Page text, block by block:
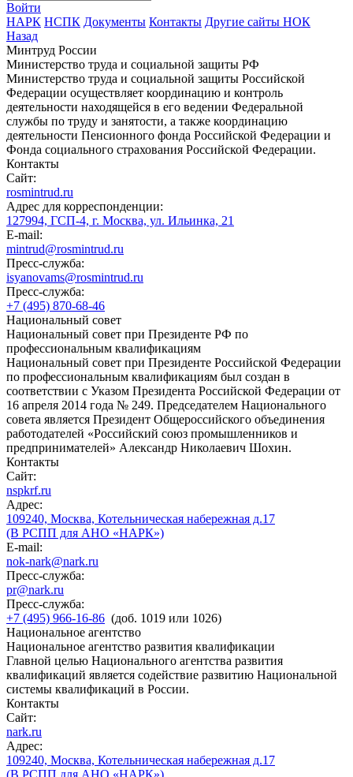
Войти
НАРК НСПК Документы Контакты Другие сайты НОК
Назад
Минтруд России
Министерство труда и социальной защиты РФ
Министерство труда и социальной защиты Российской
Федерации осуществляет координацию и контроль
деятельности находящейся в его ведении Федеральной
службы по труду и занятости, а также координацию
деятельности Пенсионного фонда Российской Федерации и
Фонда социального страхования Российской Федерации.
Контакты
Сайт:
rosmintrud.ru
Адрес для корреспонденции:
127994, ГСП-4, г. Москва, ул. Ильинка, 21
E-mail:
mintrud@rosmintrud.ru
Пресс-служба:
isyanovams@rosmintrud.ru
Пресс-служба:
+7 (495) 870-68-46
Национальный совет
Национальный совет при Президенте РФ по
профессиональным квалификациям
Национальный совет при Президенте Российской Федерации
по профессиональным квалификациям был создан в
соответствии с Указом Президента Российской Федерации от
16 апреля 2014 года № 249. Председателем Национального
совета является Президент Общероссийского объединения
работодателей «Российский союз промышленников и
предпринимателей» Александр Николаевич Шохин.
Контакты
Сайт:
nspkrf.ru
Адрес:
109240, Москва, Котельническая набережная д.17
(В РСПП для АНО «НАРК»)
E-mail:
nok-nark@nark.ru
Пресс-служба:
pr@nark.ru
Пресс-служба:
+7 (495) 966-16-86 (доб. 1019 или 1026)
Национальное агентство
Национальное агентство развития квалификации
Главной целью Национального агентства развития
квалификаций является содействие развитию Национальной
системы квалификаций в России.
Контакты
Сайт:
nark.ru
Адрес:
109240, Москва, Котельническая набережная д.17
(В РСПП для АНО «НАРК»)